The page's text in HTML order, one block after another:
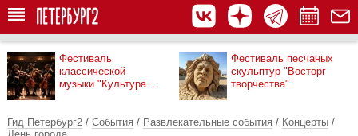
Фестиваль
классической
музыки "Культура
Фестиваль песчаных
скульптур "Восторг
творчества"
Гид Петербург2 / События / Развлекательные события / Концерты /